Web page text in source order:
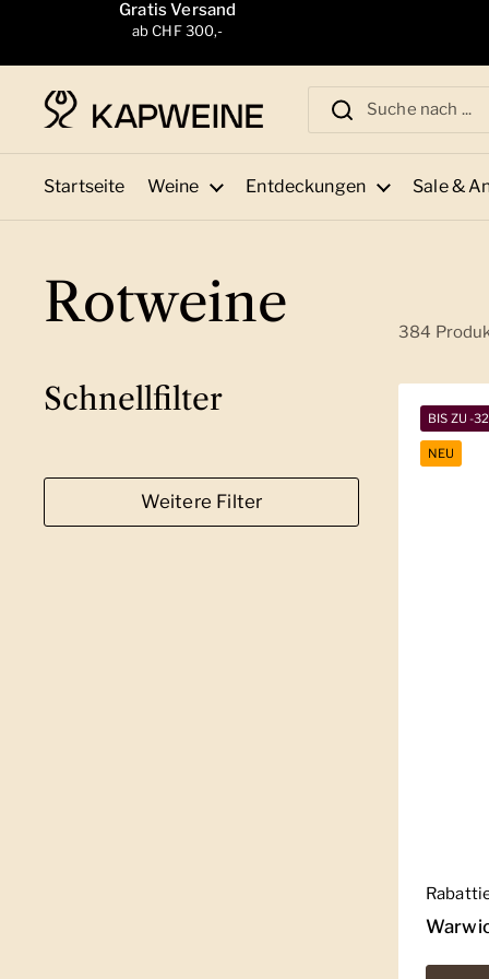
Zum Inhalt springenGratis Versand
ab CHF 300,-
Startseite Weine Entdeckungen Sale &
Rotweine
Schnellfilter
Weitere Filter
384
BIS ZU -
NEU